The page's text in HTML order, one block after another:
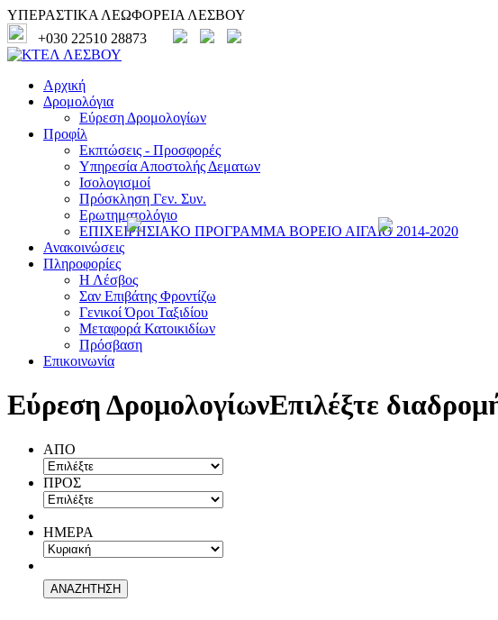
ΥΠΕΡΑΣΤΙΚΑ ΛΕΩΦΟΡΕΙΑ ΛΕΣΒΟΥ
+030 22510 28873
Αρχική
Δρομολόγια
Εύρεση Δρομολογίων
Προφίλ
Εκπτώσεις - Προσφορές
Υπηρεσία Αποστολής Δεματων
Ισολογισμοί
Πρόσκληση Γεν. Συν.
Ερωτηματολόγιο
ΕΠΙΧΕΙΡΗΣΙΑΚΟ ΠΡΟΓΡΑΜΜΑ ΒΟΡΕΙΟ ΑΙΓΑΙΟ 2014-2020
Ανακοινώσεις
Πληροφορίες
Η Λέσβος
Σαν Επιβάτης Φροντίζω
Γενικοί Όροι Ταξιδίου
Μεταφορά Κατοικιδίων
Πρόσβαση
Επικοινωνία
Εύρεση ΔρομολογίωνΕπιλέξτε
ΑΠΟ
ΠΡΟΣ
ΗΜΕΡΑ